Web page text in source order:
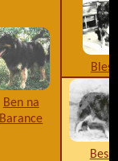
Ben na
Barance
Blesk
Bessy